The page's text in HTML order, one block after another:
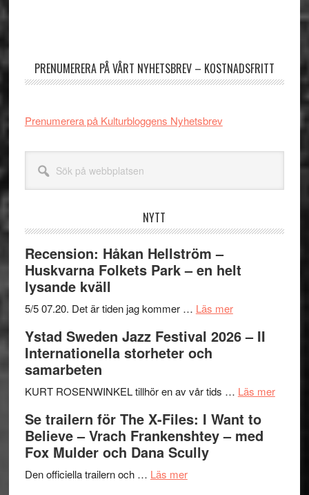
PRENUMERERA PÅ VÅRT NYHETSBREV – KOSTNADSFRITT
Prenumerera på Kulturbloggens Nyhetsbrev
webbplatsen
NYTT
Recension: Håkan Hellström –
Huskvarna Folkets Park – en helt
lysande kväll
5/5 07.20. Det är tiden jag kommer … Läs merom
Håkan
Huskvarna
Park
–
Ystad Sweden Jazz Festival 2026 – II
Internationella storheter och
samarbeten
KURT ROSENWINKEL tillhör en av vår tids … Läs merom
Se trailern för The X-Files: I Want to
Believe – Vrach Frankenshtey – med
Fox Mulder och Dana Scully
Den officiella trailern och … Läs merom